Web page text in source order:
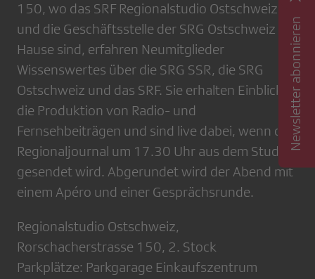
150, wo das SRF Regionalstudio Ostschweiz
und die Geschäftsstelle der SRG Ostschweiz zu
Hause sind, erfahren Neumitglieder
Wissenswertes über die SRG SSR, die SRG
Ostschweiz und das SRF. Sie erhalten Einblick in
die Produktion von Radio- und
Fernsehbeiträgen und sind live dabei, wenn das
Regionaljournal um 17.30 Uhr aus dem Studio
gesendet wird. Abgerundet wird der Abend mit
einem Apéro und einer Gesprächsrunde.
Regionalstudio Ostschweiz,
Rorschacherstrasse 150, 2. Stock
Parkplätze: Parkgarage Einkaufszentrum
Newsletter abonnieren